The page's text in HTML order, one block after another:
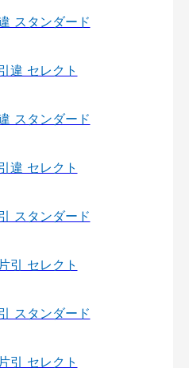
スタンダード
違 セレクト
スタンダード
違 セレクト
スタンダード
引 セレクト
スタンダード
引 セレクト